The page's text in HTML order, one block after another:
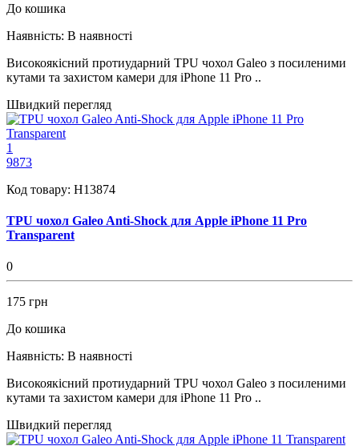
До кошика
Наявність: В наявності
Високоякісний протиударний TPU чохол Galeo з посиленими
кутами та захистом камери для iPhone 11 Pro ..
Швидкий перегляд
1
9873
Код товару: H13874
TPU чохол Galeo Anti-Shock для Apple iPhone 11 Pro
Transparent
0
175 грн
До кошика
Наявність: В наявності
Високоякісний протиударний TPU чохол Galeo з посиленими
кутами та захистом камери для iPhone 11 Pro ..
Швидкий перегляд